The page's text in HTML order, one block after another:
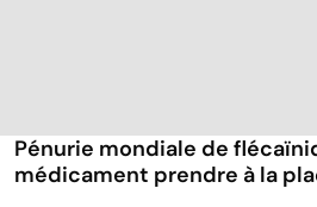
Pénurie mondiale de
médicament prendre à la